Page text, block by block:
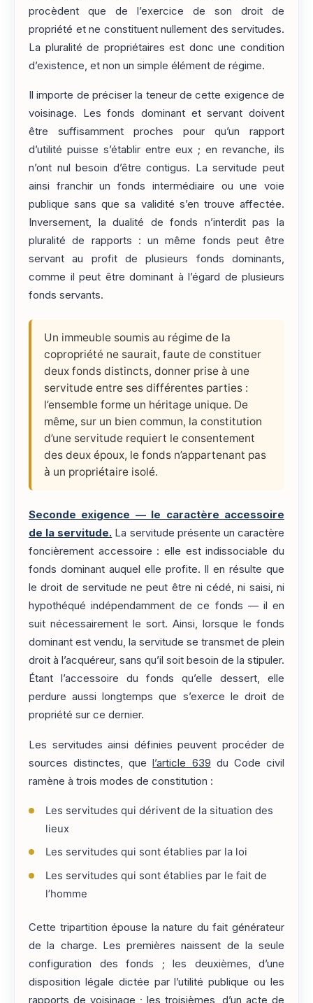
procèdent que de l’exercice de son droit de
propriété et ne constituent nullement des servitudes.
La pluralité de propriétaires est donc une condition
d’existence, et non un simple élément de régime.
Il importe de préciser la teneur de cette exigence de
voisinage. Les fonds dominant et servant doivent
être suffisamment proches pour qu’un rapport
d’utilité puisse s’établir entre eux ; en revanche, ils
n’ont nul besoin d’être contigus. La servitude peut
ainsi franchir un fonds intermédiaire ou une voie
publique sans que sa validité s’en trouve affectée.
Inversement, la dualité de fonds n’interdit pas la
pluralité de rapports : un même fonds peut être
servant au profit de plusieurs fonds dominants,
comme il peut être dominant à l’égard de plusieurs
fonds servants.
Un immeuble soumis au régime de la
copropriété ne saurait, faute de constituer
deux fonds distincts, donner prise à une
servitude entre ses différentes parties :
l’ensemble forme un héritage unique. De
même, sur un bien commun, la constitution
d’une servitude requiert le consentement
des deux époux, le fonds n’appartenant pas
à un propriétaire isolé.
Seconde exigence — le caractère accessoire
de la servitude. La servitude présente un caractère
foncièrement accessoire : elle est indissociable du
fonds dominant auquel elle profite. Il en résulte que
le droit de servitude ne peut être ni cédé, ni saisi, ni
hypothéqué indépendamment de ce fonds — il en
suit nécessairement le sort. Ainsi, lorsque le fonds
dominant est vendu, la servitude se transmet de plein
droit à l’acquéreur, sans qu’il soit besoin de la stipuler.
Étant l’accessoire du fonds qu’elle dessert, elle
perdure aussi longtemps que s’exerce le droit de
propriété sur ce dernier.
Les servitudes ainsi définies peuvent procéder de
sources distinctes, quel’article 639 du Code civil
ramène à trois modes de constitution :
Les servitudes qui dérivent de la situation des
lieux
Les servitudes qui sont établies par la loi
Les servitudes qui sont établies par le fait de
l’homme
Cette tripartition épouse la nature du fait générateur
de la charge. Les premières naissent de la seule
configuration des fonds ; les deuxièmes, d’une
disposition légale dictée par l’utilité publique ou les
rapports de voisinage ; les troisièmes, d’un acte de